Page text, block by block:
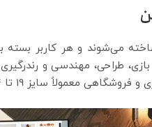
می‌شوند و هر کاربر بسته
19 تا 24 مورد استفاده قرار می‌گیرد.